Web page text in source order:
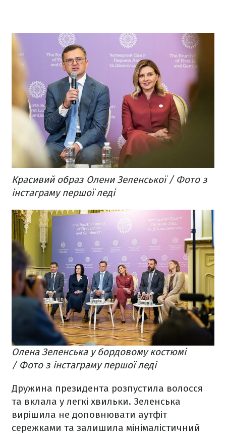
Красивий образ Олени Зеленської / Фото з
інстаграму першої леді
Олена Зеленська у бордовому костюмі
/ Фото з інстаграму першої леді
Дружина президента розпустила волосся
та вклала у легкі хвильки. Зеленська
вирішила не доповнювати аутфіт
сережками та залишила мінімалістичний